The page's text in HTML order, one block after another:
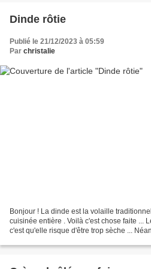
Dinde rôtie
Publié le 21/12/2023 à 05:59
Par christalie
Bonjour ! La dinde est la volaille
cuisinée entière . Voilà c'est chose faite ...
c'est qu'elle risque d'être trop sèche ...